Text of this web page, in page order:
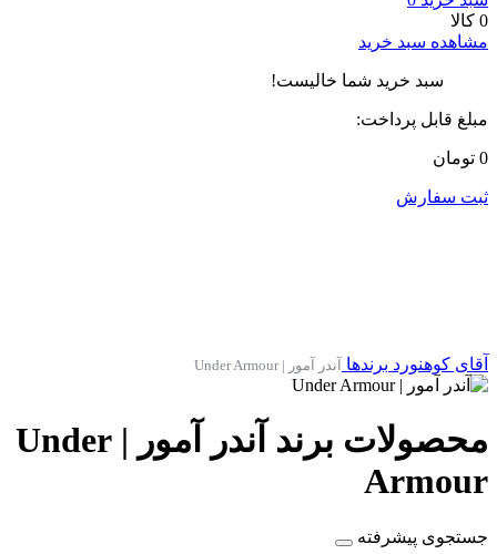
0 کالا
مشاهده سبد خرید
سبد خرید شما خالیست!
مبلغ قابل پرداخت:
0 تومان
ثبت سفارش
آقای کوهنورد برندها آندر آمور | Under Armour
محصولات برند آندر آمور | Under
Armour
جستجوی پیشرفته